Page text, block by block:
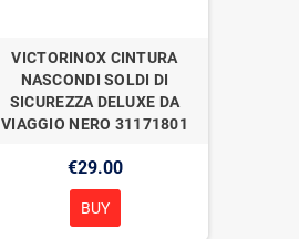
VICTORINOX CINTURA
NASCONDI SOLDI DI
SICUREZZA DELUXE DA
VIAGGIO NERO 31171801
€29.00
BUY